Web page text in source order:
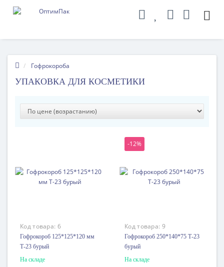
Гофрокороба
УПАКОВКА ДЛЯ КОСМЕТИКИ
Код товара: 6
Гофрокороб 125*125*120 мм
Т-23 бурый
На складе
-12%
Код товара: 9
Гофрокороб 250*140*75 Т-23
бурый
На складе